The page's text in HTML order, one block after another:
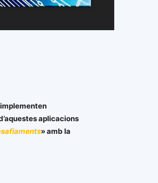
aplicacions
» amb la